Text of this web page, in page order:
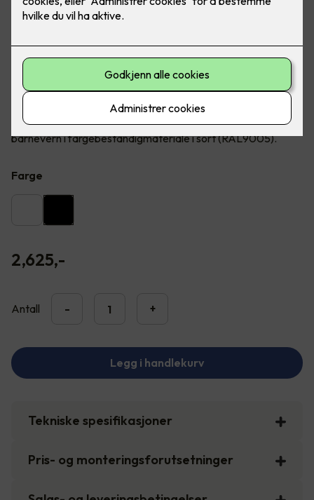
Ferdig montert - ELKO One Dobbelstikk 2x USB
En ferdig montert, dobbel jordet stikkontakt, med 2x USB C
av fargebestandig materiale. Sammen med stikkontaktene
vil du kunne lade elektroniske apparater opp til 25W i begge
C-uttakene. Stikkontakten er innfelt med hel dekkplate og
barnevern i fargebestandigmateriale i sort (RAL9005).
Farge
2,625,-
Antall - +
Legg i handlekurv
Tekniske spesifikasjoner
Pris- og monteringsforutsetninger